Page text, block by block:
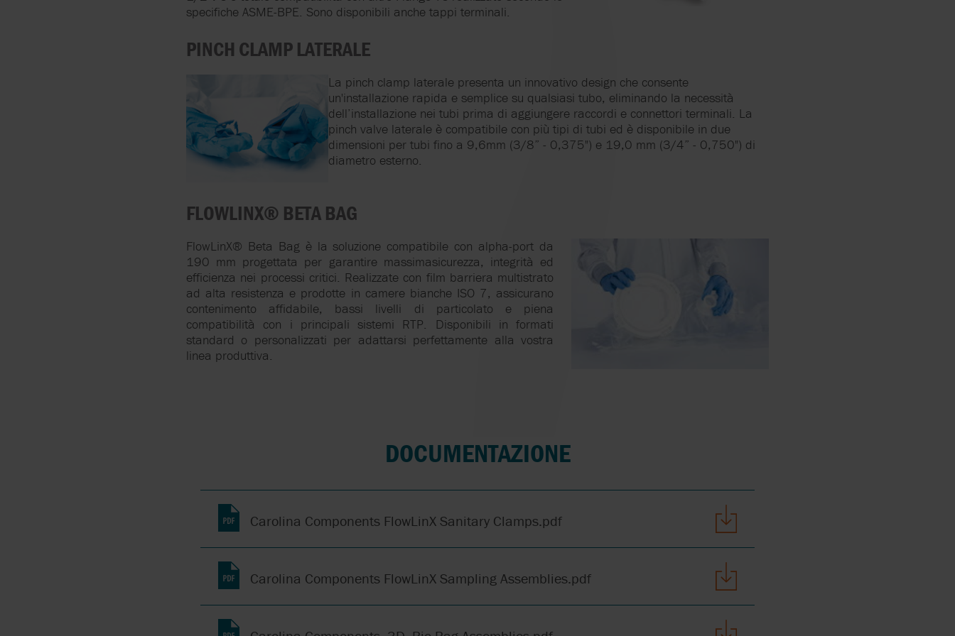
specifiche ASME-BPE. Sono disponibili anche tappi terminali.
PINCH CLAMP LATERALE
La pinch clamp laterale presenta un innovativo design che consente
un'installazione rapida e semplice su qualsiasi tubo, eliminando la necessità
dell’installazione nei tubi prima di aggiungere raccordi e connettori terminali. La
pinch valve laterale è compatibile con più tipi di tubi ed è disponibile in due
dimensioni per tubi fino a 9,6mm (3/8” - 0,375") e 19,0 mm (3/4” - 0,750") di
diametro esterno.
FLOWLINX® BETA BAG
FlowLinX® Beta Bag è la soluzione compatibile con alpha-port da
190 mm progettata per garantire massimasicurezza, integrità ed
efficienza nei processi critici. Realizzate con film barriera multistrato
ad alta resistenza e prodotte in camere bianche ISO 7, assicurano
contenimento affidabile, bassi livelli di particolato e piena
compatibilità con i principali sistemi RTP. Disponibili in formati
standard o personalizzati per adattarsi perfettamente alla vostra
linea produttiva.
DOCUMENTAZIONE
Carolina Components FlowLinX Sanitary Clamps.pdf
Carolina Components FlowLinX Sampling Assemblies.pdf